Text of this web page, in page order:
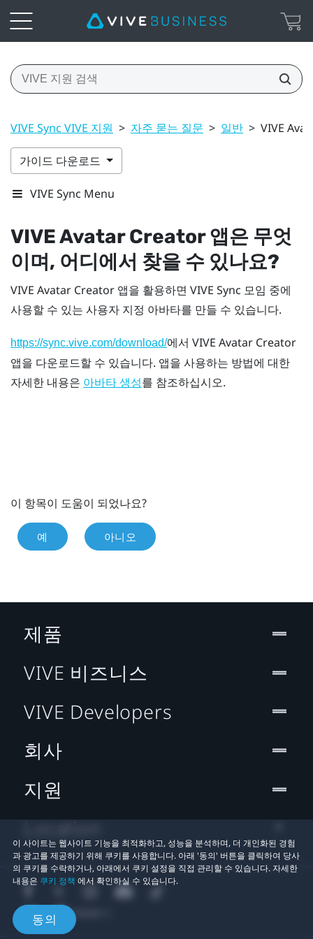
VIVE Sync VIVE 지원 > 자주 묻는 질문 > 일반 > VIVE
가이드 다운로드
VIVE Sync Menu
VIVE Avatar Creator앱은 무엇
이며, 어디에서 찾을 수 있나요?
VIVE Avatar Creator 앱을 활용하면 VIVE Sync 모임 중에
사용할 수 있는 사용자 지정 아바타를 만들 수 있습니다.
https://sync.vive.com/download/에서 VIVE Avatar Creator
앱을 다운로드할 수 있습니다. 앱을 사용하는 방법에 대한
자세한 내용은 아바타 생성를 참조하십시오.
이 항목이 도움이 되었나요?
예 아니오
이 사이트는 웹사이트 기능을 최적화하고, 성능을 분석하며, 더 개인화된 경험
과 광고를 제공하기 위해 쿠키를 사용합니다. 아래 '동의' 버튼을 클릭하여 당사
의 쿠키를 수락하거나, 아래에서 쿠키 설정을 직접 관리할 수 있습니다. 자세한
내용은 쿠키 정책 에서 확인하실 수 있습니다.
동의
제품
VIVE 비즈니스
VIVE Developers
회사
지원
Location